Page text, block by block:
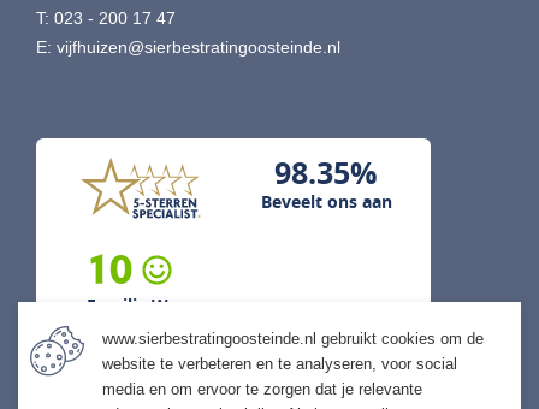
T: 023 - 200 17 47
E: vijfhuizen@sierbestratingoosteinde.nl
98.35%
Beveelt ons aan
10
Familie W...
5 augustus 2026
"Snelle levering mogelijk gemaakt
previous next
www.sierbestratingoosteinde.nl gebruikt cookies om de
website te verbeteren en te analyseren, voor social
media en om ervoor te zorgen dat je relevante